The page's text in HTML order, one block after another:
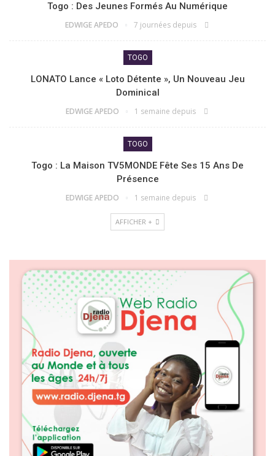
Togo : Des Jeunes Formés Au Numérique
EDWIGE APEDO 7 journées depuis
TOGO
LONATO Lance « Loto Détente », Un Nouveau Jeu
Dominical
EDWIGE APEDO 1 semaine depuis
TOGO
Togo : La Maison TV5MONDE Fête Ses 15 Ans De
Présence
EDWIGE APEDO 1 semaine depuis
AFFICHER +